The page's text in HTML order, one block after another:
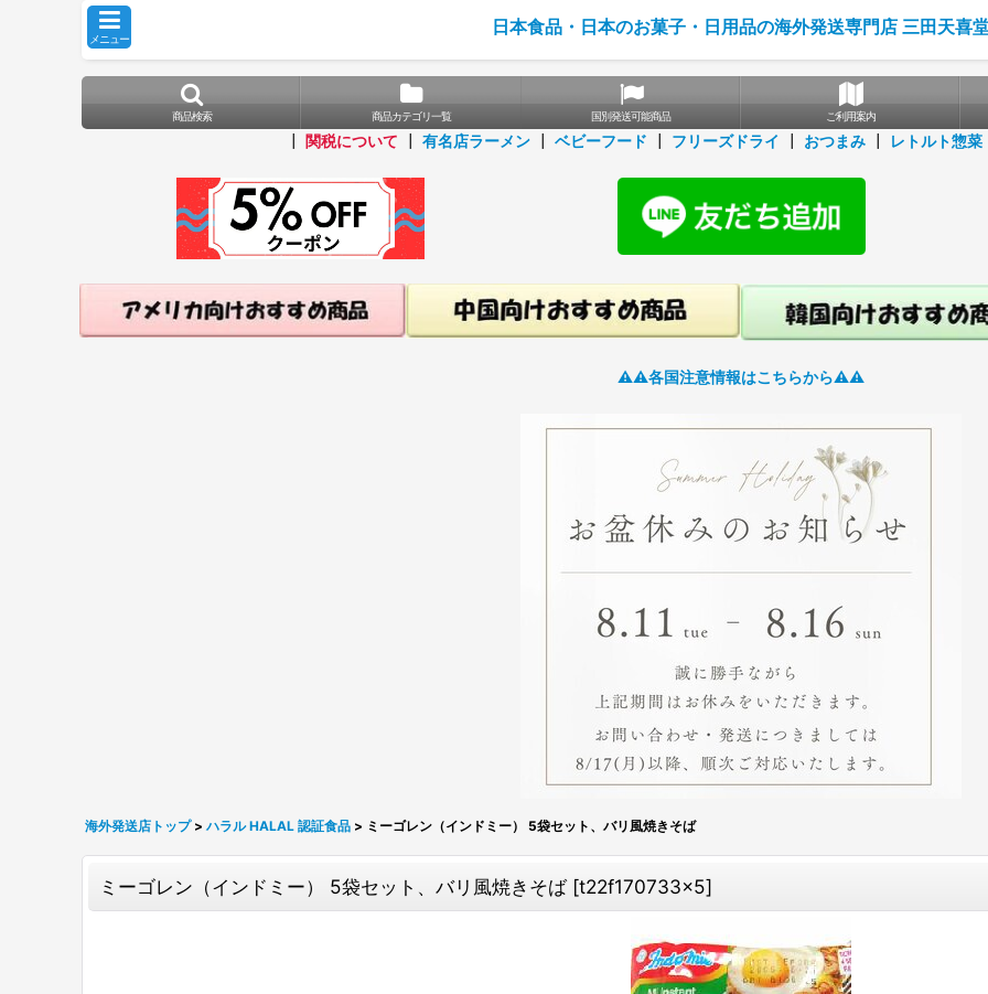
メニュー
日本食品・日本のお菓子・日用品の海外発送専門店 三田天喜
商品検索 商品カテゴリ一覧 国別発送可能商品 ご利用案内
関税について 有名店ラーメン ベビーフード フリーズドライ おつまみ レトルト惣菜
⚠️⚠️各国注意情報はこちらから⚠️⚠️
海外発送店トップ > ハラル HALAL 認証食品 > ミーゴレン（インドミー） 5袋セット、バリ風焼きそば
ミーゴレン（インドミー） 5袋セット、バリ風焼きそば [t22f170733x5]